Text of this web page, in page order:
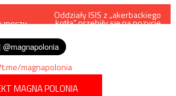
meczu
Oddziały ISIS z „akerbackiego
kotła” przebiły się na pozycje
magnapolonia
MAGNA POLONIA